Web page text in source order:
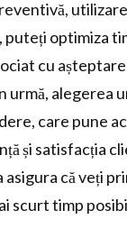
puteți optimiza
cu
urmă, alegerea
care pune
și satisfacția
că veți
scurt timp